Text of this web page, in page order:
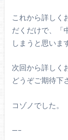
これから詳しく
だくだけで、「
しまうと思いま
次回から詳しく
どうぞご期待下
コゾノでした。
—–